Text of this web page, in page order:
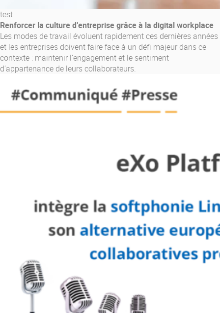
IA maitrisée
Architecture
Sécurité
Open source
test
Renforcer la culture d’entreprise grâce à la digital workplace
Les modes de travail évoluent rapidement ces dernières années
et les entreprises doivent faire face à un défi majeur dans ce
contexte : maintenir l’engagement et le sentiment
d’appartenance de leurs collaborateurs.